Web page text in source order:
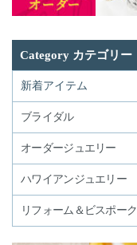
Category カテゴリー
新着アイテム
ブライダル
オーダージュエリー
ハワイアンジュエリー
リフォーム＆ビスポーク